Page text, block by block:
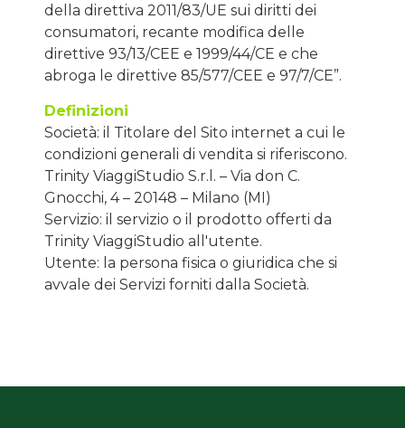
della direttiva 2011/83/UE sui diritti dei
consumatori, recante modifica delle
direttive 93/13/CEE e 1999/44/CE e che
abroga le direttive 85/577/CEE e 97/7/CE”.
Definizioni
Società: il Titolare del Sito internet a cui le
condizioni generali di vendita si riferiscono.
Trinity ViaggiStudio S.r.l. – Via don C.
Gnocchi, 4 – 20148 – Milano (MI)
Servizio: il servizio o il prodotto offerti da
Trinity ViaggiStudio all'utente.
Utente: la persona fisica o giuridica che si
avvale dei Servizi forniti dalla Società.